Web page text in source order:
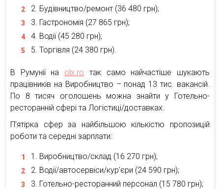
Будівництво/ремонт (36 480 грн);
Гастрономія (27 865 грн);
Водії (45 280 грн);
Торгівля (24 380 грн).
В Румунії на olx.ro так само найчастіше шукають
працівників на Виробництво – понад 13 тис. вакансій.
По 8 тисяч оголошень можна знайти у Готельно-
ресторанній сфері та Логістиці/доставках.
П’ятірка сфер за найбільшою кількістю пропозицій
роботи та середні зарплати:
Виробництво/склад (16 270 грн);
Водії/автосервіси/кур’єри (24 590 грн);
Готельно-ресторанний персонал (15 780 грн);